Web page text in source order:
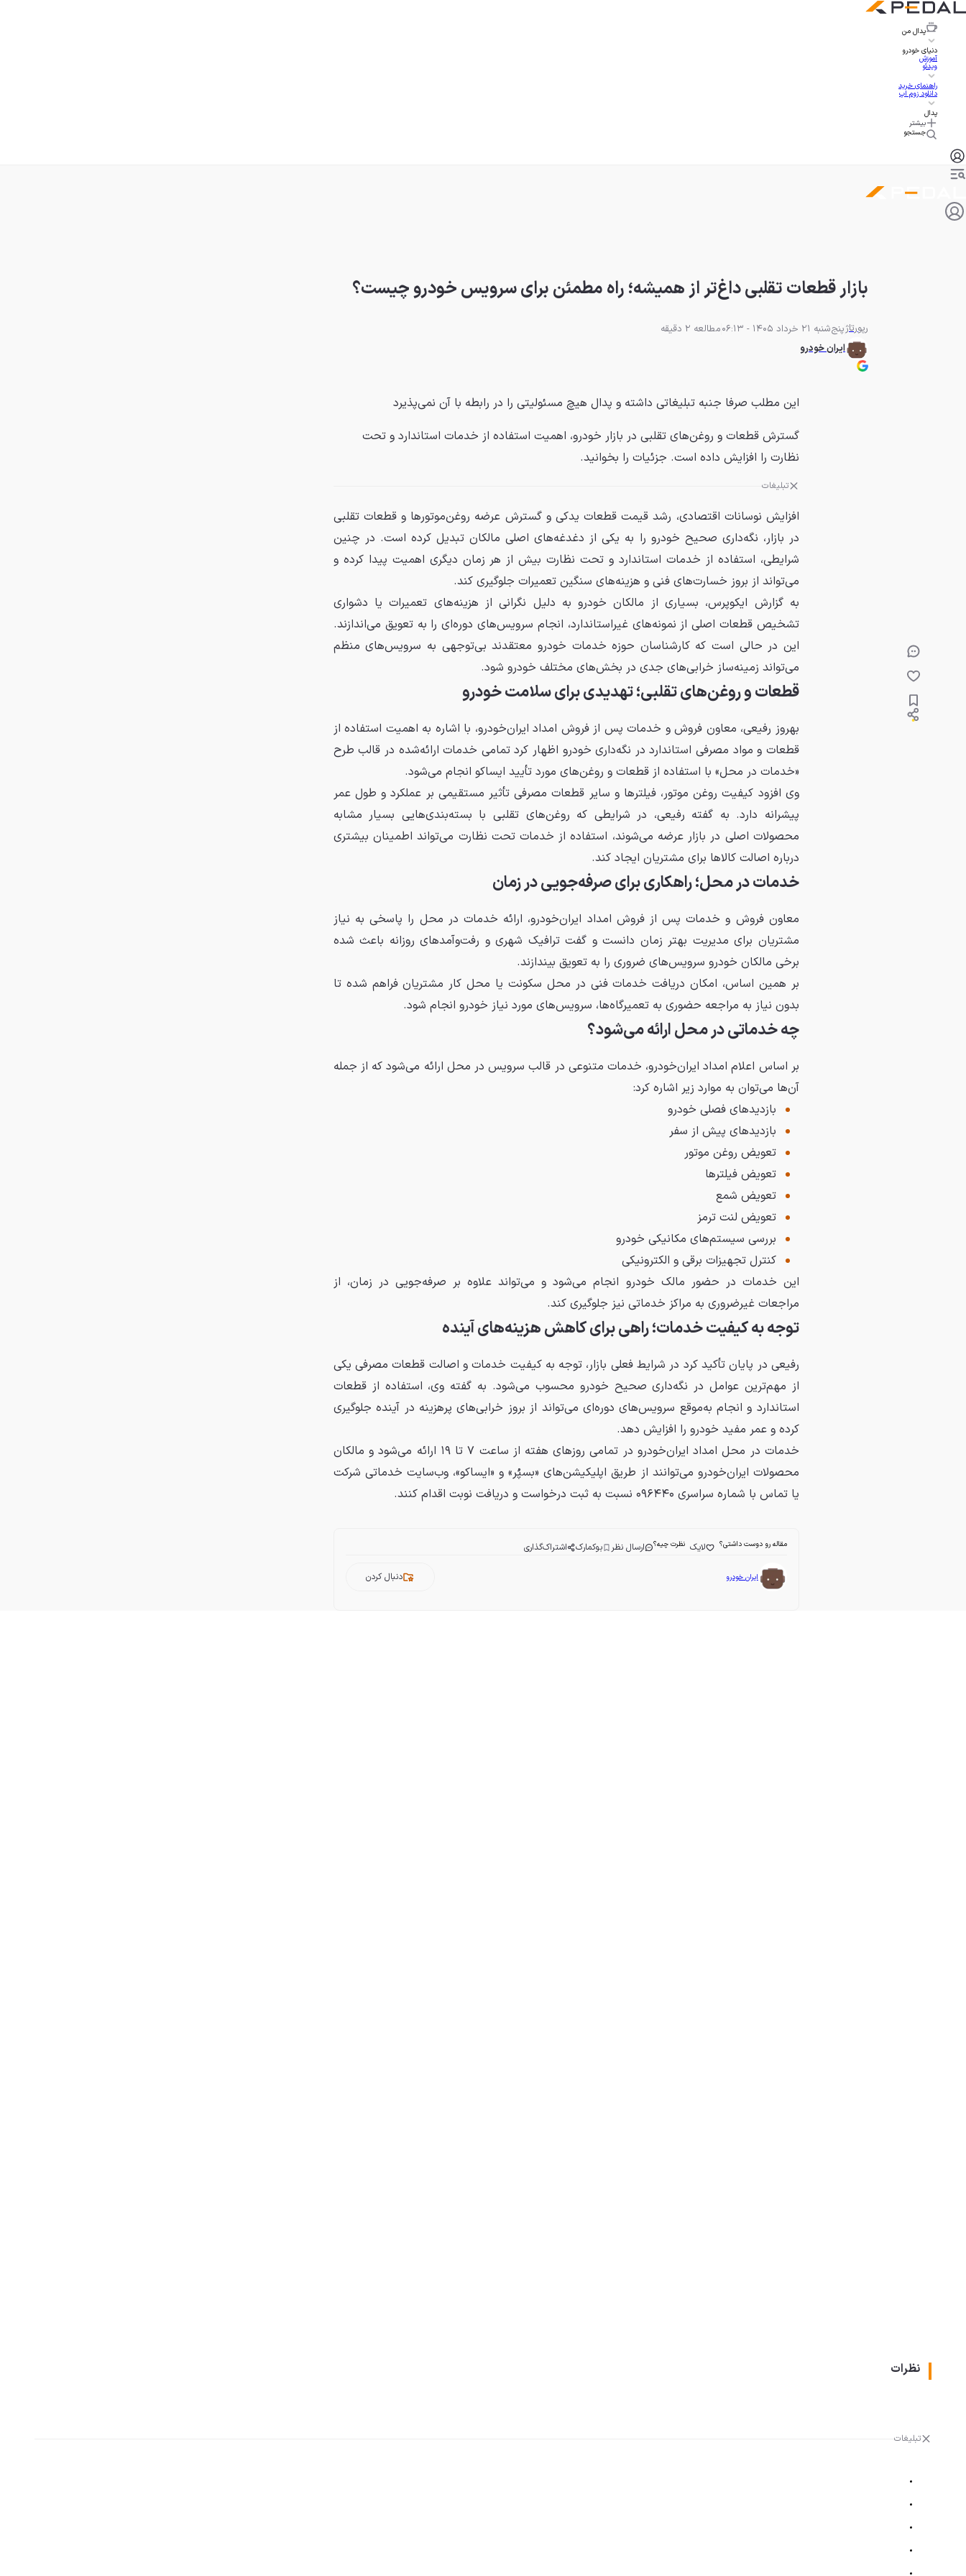
پدال من
دنیای خودرو
آموزش
ویدئو
راهنمای خرید
دانلود زوم اپ
پدال
بیشتر
جستجو
بازار قطعات تقلبی داغ‌تر از همیشه؛ راه مطمئن برای سرویس خودرو چیست؟
رپورتاژپنج‌شنبه 21 خرداد 1405 - 06:13
مطالعه 2 دقیقه
ایران خودرو
این مطلب صرفا جنبه تبلیغاتی داشته و پدال هیچ مسئولیتی را در رابطه با آن نمی‌پذیرد
گسترش قطعات و روغن‌های تقلبی در بازار خودرو، اهمیت استفاده از خدمات استاندارد و تحت
نظارت را افزایش داده است. جزئیات را بخوانید.
تبلیغات
افزایش نوسانات اقتصادی، رشد قیمت قطعات یدکی و گسترش عرضه روغن‌موتورها و قطعات تقلبی
در بازار، نگه‌داری صحیح خودرو را به یکی از دغدغه‌های اصلی مالکان تبدیل کرده است. در چنین
شرایطی، استفاده از خدمات استاندارد و تحت نظارت بیش از هر زمان دیگری اهمیت پیدا کرده و
می‌تواند از بروز خسارت‌های فنی و هزینه‌های سنگین تعمیرات جلوگیری کند.
به گزارش ایکوپرس، بسیاری از مالکان خودرو به دلیل نگرانی از هزینه‌های تعمیرات یا دشواری
تشخیص قطعات اصلی از نمونه‌های غیراستاندارد، انجام سرویس‌های دوره‌ای را به تعویق می‌اندازند.
این در حالی است که کارشناسان حوزه خدمات خودرو معتقدند بی‌توجهی به سرویس‌های منظم
می‌تواند زمینه‌ساز خرابی‌های جدی در بخش‌های مختلف خودرو شود.
قطعات و روغن‌های تقلبی؛ تهدیدی برای سلامت خودرو
بهروز رفیعی، معاون فروش و خدمات پس از فروش امداد ایران‌خودرو، با اشاره به اهمیت استفاده از
قطعات و مواد مصرفی استاندارد در نگه‌داری خودرو اظهار کرد تمامی خدمات ارائه‌شده در قالب طرح
«خدمات در محل» با استفاده از قطعات و روغن‌های مورد تأیید ایساکو انجام می‌شود.
وی افزود کیفیت روغن موتور، فیلترها و سایر قطعات مصرفی تأثیر مستقیمی بر عملکرد و طول عمر
پیشرانه دارد. به گفته رفیعی، در شرایطی که روغن‌های تقلبی با بسته‌بندی‌هایی بسیار مشابه
محصولات اصلی در بازار عرضه می‌شوند، استفاده از خدمات تحت نظارت می‌تواند اطمینان بیشتری
درباره اصالت کالاها برای مشتریان ایجاد کند.
خدمات در محل؛ راهکاری برای صرفه‌جویی در زمان
معاون فروش و خدمات پس از فروش امداد ایران‌خودرو، ارائه خدمات در محل را پاسخی به نیاز
مشتریان برای مدیریت بهتر زمان دانست و گفت ترافیک شهری و رفت‌وآمدهای روزانه باعث شده
برخی مالکان خودرو سرویس‌های ضروری را به تعویق بیندازند.
بر همین اساس، امکان دریافت خدمات فنی در محل سکونت یا محل کار مشتریان فراهم شده تا
بدون نیاز به مراجعه حضوری به تعمیرگاه‌ها، سرویس‌های مورد نیاز خودرو انجام شود.
چه خدماتی در محل ارائه می‌شود؟
بر اساس اعلام امداد ایران‌خودرو، خدمات متنوعی در قالب سرویس در محل ارائه می‌شود که از جمله
آن‌ها می‌توان به موارد زیر اشاره کرد:
بازدیدهای فصلی خودرو
بازدیدهای پیش از سفر
تعویض روغن موتور
تعویض فیلترها
تعویض شمع
تعویض لنت ترمز
بررسی سیستم‌های مکانیکی خودرو
کنترل تجهیزات برقی و الکترونیکی
این خدمات در حضور مالک خودرو انجام می‌شود و می‌تواند علاوه بر صرفه‌جویی در زمان، از
مراجعات غیرضروری به مراکز خدماتی نیز جلوگیری کند.
توجه به کیفیت خدمات؛ راهی برای کاهش هزینه‌های آینده
رفیعی در پایان تأکید کرد در شرایط فعلی بازار، توجه به کیفیت خدمات و اصالت قطعات مصرفی یکی
از مهم‌ترین عوامل در نگه‌داری صحیح خودرو محسوب می‌شود. به گفته وی، استفاده از قطعات
استاندارد و انجام به‌موقع سرویس‌های دوره‌ای می‌تواند از بروز خرابی‌های پرهزینه در آینده جلوگیری
کرده و عمر مفید خودرو را افزایش دهد.
خدمات در محل امداد ایران‌خودرو در تمامی روزهای هفته از ساعت ۷ تا ۱۹ ارائه می‌شود و مالکان
محصولات ایران‌خودرو می‌توانند از طریق اپلیکیشن‌های «بسپُر» و «ایساکو»، وب‌سایت خدماتی شرکت
یا تماس با شماره سراسری ۰۹۶۴۴۰ نسبت به ثبت درخواست و دریافت نوبت اقدام کنند.
مقاله رو دوست داشتی؟ لایک نظرت چیه؟ ارسال نظر بوکمارک اشتراک‌گذاری
ایران خودرو دنبال کردن
نظرات
تبلیغات